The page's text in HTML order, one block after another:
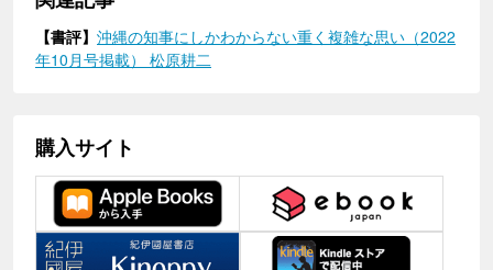
【書評】 沖縄の知事にしかわからない重く複雑な思い（2022
年10月号掲載） 松原耕二
購入サイト